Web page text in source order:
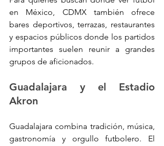
en México, CDMX también ofrece
bares deportivos, terrazas, restaurantes
y espacios públicos donde los partidos
importantes suelen reunir a grandes
grupos de aficionados.
Guadalajara y el Estadio
Akron
Guadalajara combina tradición, música,
gastronomía y orgullo futbolero. El